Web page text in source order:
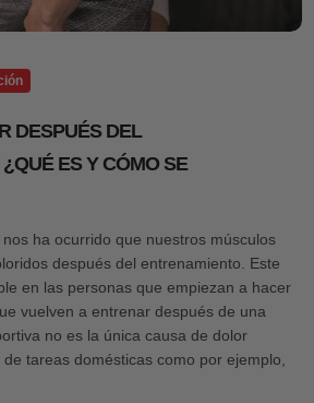
DESPUÉS DEL
ES Y CÓMO SE
ha ocurrido que nuestros músculos
después del entrenamiento. Este
en las personas que empiezan a hacer
vuelven a entrenar después de una
no es la única causa de dolor
tareas domésticas como por ejemplo,